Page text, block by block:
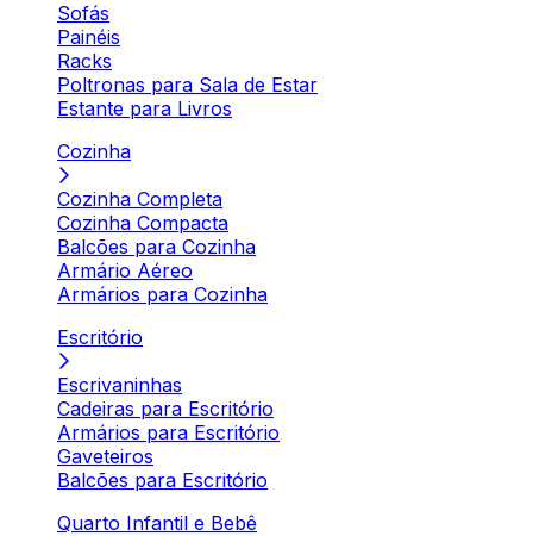
Sofás
Painéis
Racks
Poltronas para Sala de Estar
Estante para Livros
Cozinha
Cozinha Completa
Cozinha Compacta
Balcões para Cozinha
Armário Aéreo
Armários para Cozinha
Escritório
Escrivaninhas
Cadeiras para Escritório
Armários para Escritório
Gaveteiros
Balcões para Escritório
Quarto Infantil e Bebê